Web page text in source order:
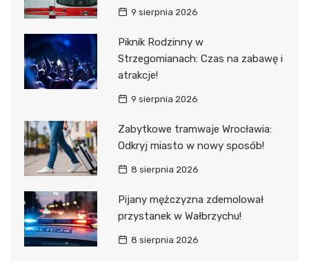
9 sierpnia 2026
Piknik Rodzinny w
Strzegomianach: Czas na zabawę i
atrakcje!
9 sierpnia 2026
Zabytkowe tramwaje Wrocławia:
Odkryj miasto w nowy sposób!
8 sierpnia 2026
Pijany mężczyzna zdemolował
przystanek w Wałbrzychu!
8 sierpnia 2026